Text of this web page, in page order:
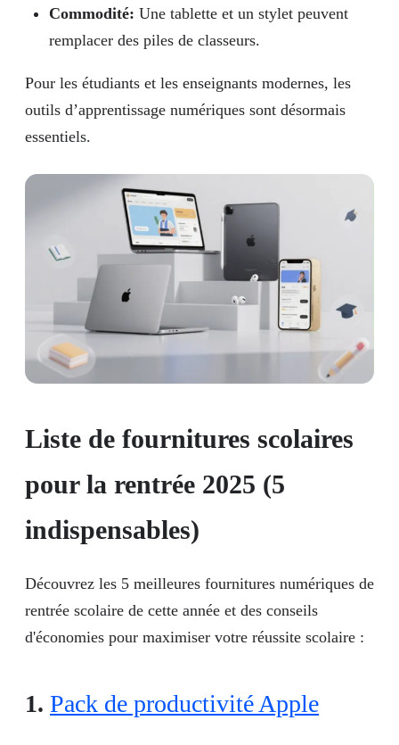
Commodité: Une tablette et un stylet peuvent
remplacer des piles de classeurs.
Pour les étudiants et les enseignants modernes, les
outils d’apprentissage numériques sont désormais
essentiels.
Liste de fournitures scolaires
pour la rentrée 2025 (5
indispensables)
Découvrez les 5 meilleures fournitures numériques de
rentrée scolaire de cette année et des conseils
d'économies pour maximiser votre réussite scolaire :
1. Pack de productivité Apple